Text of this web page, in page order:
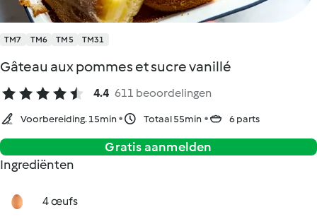
TM7 TM6 TM5 TM31
Gâteau aux pommes et sucre vanillé
4.4 611 beoordelingen
Voorbereiding. 15min Totaal 55min 6 parts
Gratis aanmelden
Ingrediënten
4 œufs